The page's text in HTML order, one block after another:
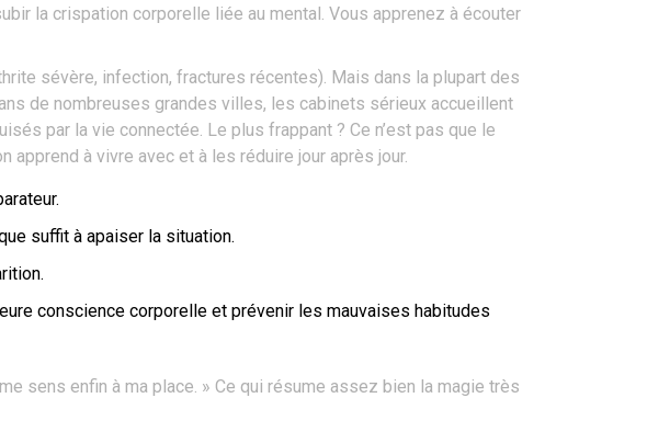
la crispation corporelle liée au mental. Vous apprenez à écouter
sévère, infection, fractures récentes). Mais dans la plupart des
de nombreuses grandes villes, les cabinets sérieux accueillent
par la vie connectée. Le plus frappant ? Ce n’est pas que le
apprend à vivre avec et à les réduire jour après jour.
suffit à apaiser la situation.
conscience corporelle et prévenir les mauvaises habitudes
sens enfin à ma place. » Ce qui résume assez bien la magie très